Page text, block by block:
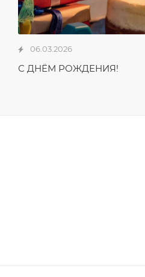
06.03.2026
С ДНЁМ РОЖДЕНИЯ!